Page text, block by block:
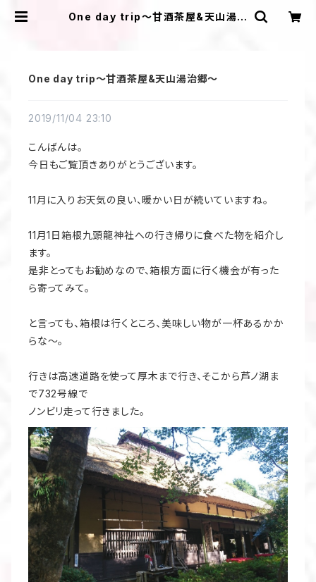
One day trip～甘酒茶屋&天山湯治
One day trip～甘酒茶屋&天山湯治郷～
2019/11/04 23:10
こんばんは。
今日もご覧頂きありがとうございます。
11月に入りお天気の良い、暖かい日が続いていますね。
11月1日箱根九頭龍神社への行き帰りに食べた物を紹介し
ます。
是非とってもお勧めなので、箱根方面に行く機会が有った
ら寄ってみて。
と言っても、箱根は行くところ、美味しい物が一杯あるかか
らな～。
行きは高速道路を使って厚木まで行き、そこから芦ノ湖ま
で732号線で
ノンビリ走って行きました。